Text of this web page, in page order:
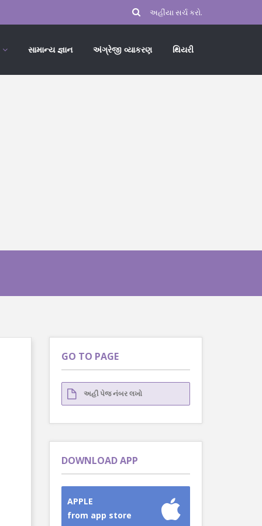
સામાન્ય જ્ઞાન અંગ્રેજી વ્યાકરણ થિયરી
GO TO PAGE
DOWNLOAD APP
APPLE
from app store